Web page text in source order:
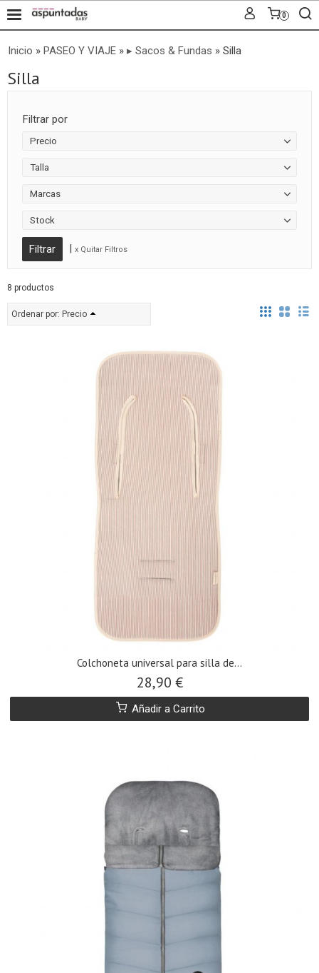
0
Inicio » PASEO Y VIAJE » ▸ Sacos & Fundas » Silla
Silla
Filtrar por
Precio
Talla
Marcas
Stock
| x Quitar Filtros
8 productos
Ordenar por: Precio
​Colchoneta universal para silla de...
28,90 €
Añadir a Carrito